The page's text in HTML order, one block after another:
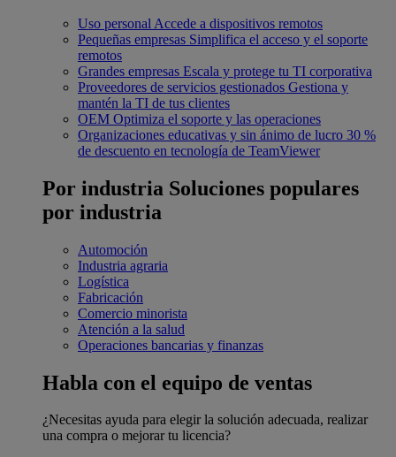
Uso personal Accede a dispositivos remotos
Pequeñas empresas Simplifica el acceso y el soporte
remotos
Grandes empresas Escala y protege tu TI corporativa
Proveedores de servicios gestionados Gestiona y
mantén la TI de tus clientes
OEM Optimiza el soporte y las operaciones
Organizaciones educativas y sin ánimo de lucro 30 %
de descuento en tecnología de TeamViewer
Por industria Soluciones populares
por industria
Automoción
Industria agraria
Logística
Fabricación
Comercio minorista
Atención a la salud
Operaciones bancarias y finanzas
Habla con el equipo de ventas
¿Necesitas ayuda para elegir la solución adecuada, realizar
una compra o mejorar tu licencia?